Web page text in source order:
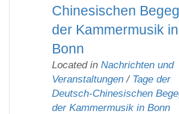
Chinesischen
der Kammermusik in
Bonn
Located in Nachrichten und
Veranstaltungen / Tage der
Deutsch-Chinesischen
der Kammermusik in Bonn